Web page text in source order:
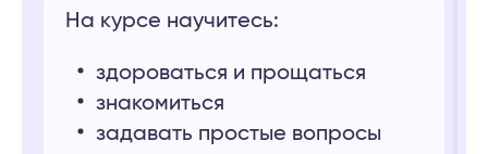
На курсе научитесь:
здороваться и прощаться
знакомиться
задавать простые вопросы